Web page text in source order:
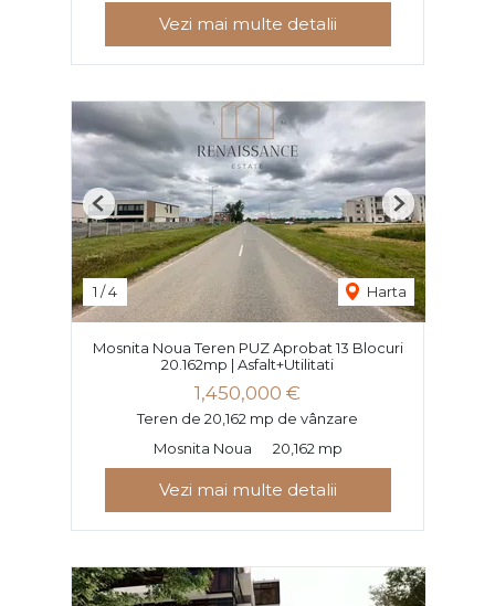
Vezi mai multe detalii
1 /4 Harta
Previous Next
Mosnita Noua Teren PUZ Aprobat 13 Blocuri
20.162mp | Asfalt+Utilitati
1,450,000 €
Teren de 20,162 mp de vânzare
Mosnita Noua
20,162 mp
Vezi mai multe detalii